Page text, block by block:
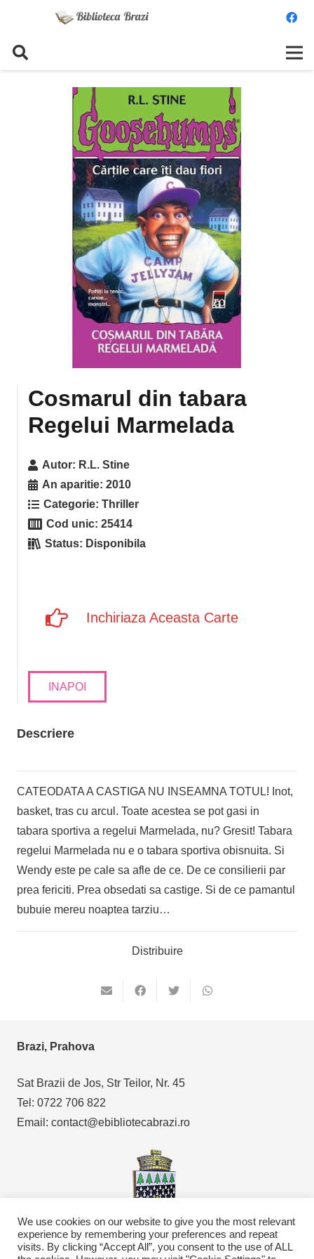
Cosmarul din tabara
Regelui Marmelada
Autor: R.L. Stine
An aparitie:2010
Categorie:Thriller
Cod unic:25414
Status: Disponibila
Inchiriaza Aceasta Carte
INAPOI
Descriere
CATEODATA A CASTIGA NU INSEAMNA TOTUL! Inot,
basket, tras cu arcul. Toate acestea se pot gasi in
tabara sportiva a regelui Marmelada, nu? Gresit! Tabara
regelui Marmelada nu e o tabara sportiva obisnuita. Si
Wendy este pe cale sa afle de ce. De ce consilierii par
prea fericiti. Prea obsedati sa castige. Si de ce pamantul
bubuie mereu noaptea tarziu…
Distribuire
Brazi, Prahova
Sat Brazii de Jos, Str Teilor, Nr. 45
Tel: 0722 706 822
Email: contact@ebibliotecabrazi.ro
We use cookies on our website to give you the most relevant
experience by remembering your preferences and repeat
visits. By clicking “Accept All”, you consent to the use of ALL